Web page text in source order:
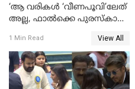
‘ആ വരികള്‍ ‘വീണപൂവി’ലേത്
അല്ല, ഫാൽക്കെ പുരസ്‌കാരം
മോഹന്‍ലാല്‍ ഉദ്ധരിച്ച
വരികളെ ചൊല്ലി
സാമൂഹികമാധ്യമങ്ങളില്‍
ചര്‍ച്ച
1 Min Read View All